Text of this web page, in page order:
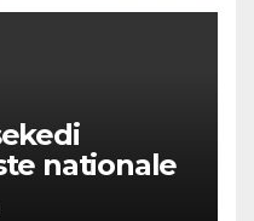
nationale
d’Ebola